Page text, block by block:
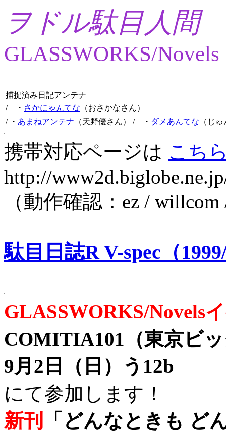
ヲドル駄目人間
GLASSWORKS/Novels
捕捉済み日記アンテナ
/ ・ さかにゃんてな （おさかなさん）
/ ・ あまねアンテナ （天野優さん） / ・ ダメあんてな （じ
携帯対応ページは こち
http://
（動作確認：ez /
駄目日誌R V-spec（
GLASSWORKS/Novels
COMITIA101（東京ビ
9月2日（日）う12b
にて参加します！
新刊
「どんなときも ど